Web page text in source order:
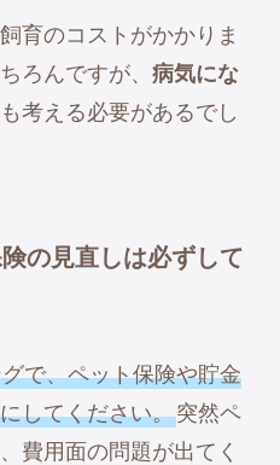
育のコストがかかりま
ろんですが、 病気にな
考える必要があるでし
の見直しは必ずして
で、ペット保険や貯金
してください。突然ペ
費用面の問題が出てく